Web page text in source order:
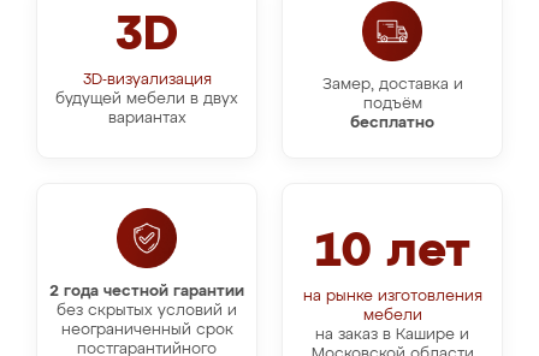
3D
3D-визуализация
будущей мебели в двух
вариантах
Замер, доставка и
подъём
бесплатно
10 лет
на рынке изготовления
мебели
на заказ в Кашире и
2 года честной гарантии
без скрытых условий и
неограниченный срок
постгарантийного